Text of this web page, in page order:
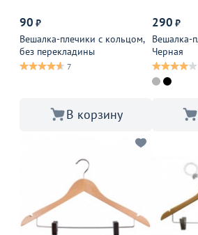
90 ₽
Вешалка-плечики с кольцом,
без перекладины
7
В корзину
290 ₽
Вешалка-
Черная